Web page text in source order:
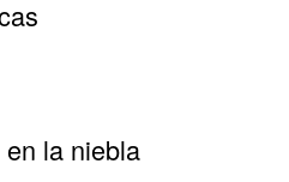
la niebla